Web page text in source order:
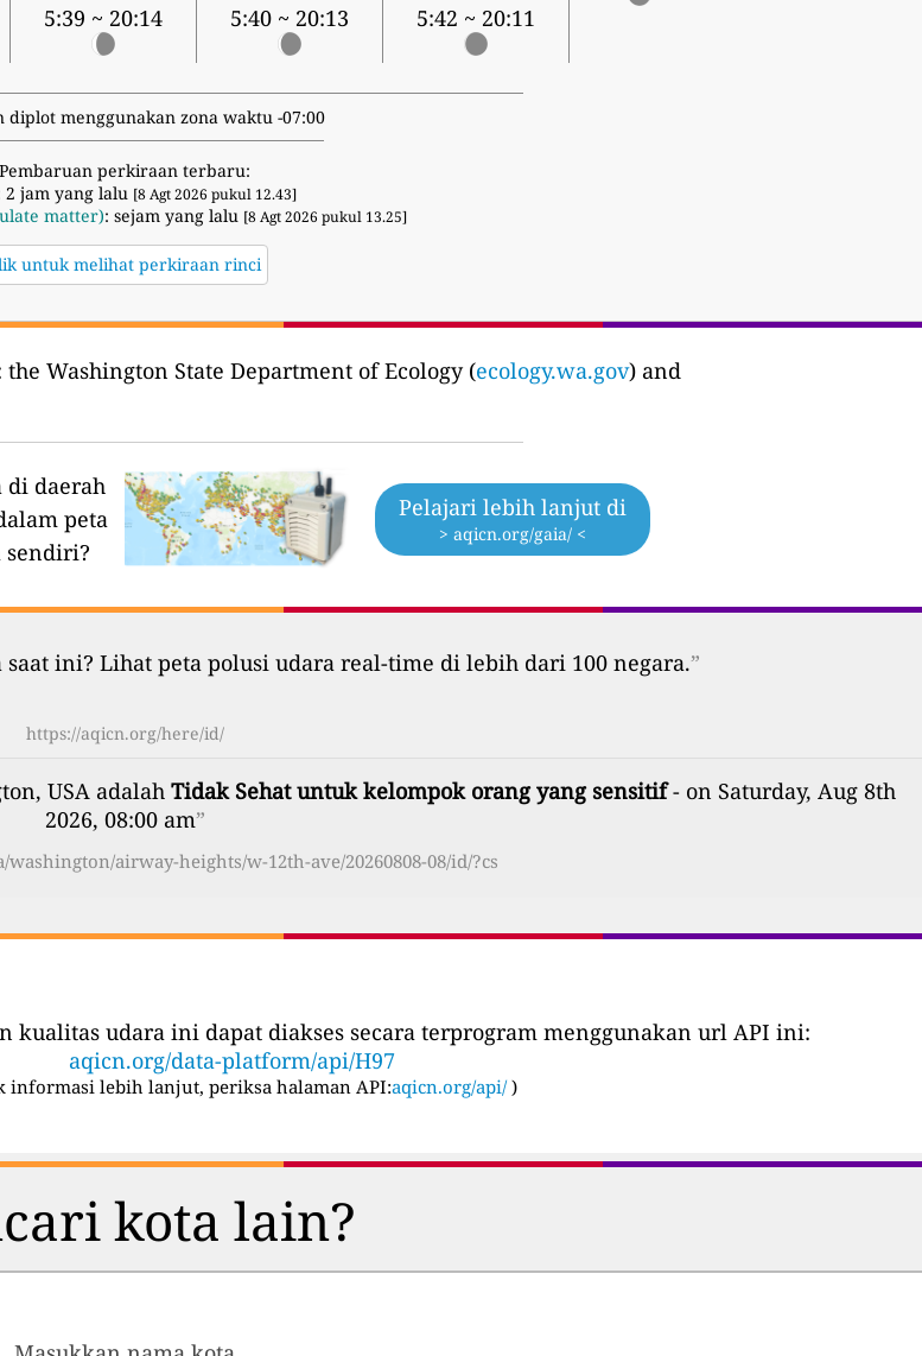
5:39 ~ 20:14 5:40 ~ 20:13 5:42 ~ 20:11
diplot menggunakan zona waktu -07:00
Pembaruan perkiraan terbaru:
2 jam yang lalu [8 Agt 2026 pukul 12.43]
matter): sejam yang lalu [8 Agt 2026 pukul 13.25]
untuk melihat perkiraan rinci
the Washington State Department of Ecology (ecology.wa.gov) and
di daerah
peta
sendiri?
Pelajari lebih lanjut di
> aqicn.org/gaia/ <
saat ini? Lihat peta polusi udara real-time di lebih dari 100 negara.”
https://aqicn.org/here/id/
USA adalah Tidak Sehat untuk kelompok orang yang sensitif- on Saturday, Aug 8th
2026, 08:00 am”
airway-heights/w-12th-ave/20260808-08/id/?cs
kualitas udara ini dapat diakses secara terprogram menggunakan url API ini:
aqicn.org/data-platform/api/H97
informasi lebih lanjut, periksa halaman API:aqicn.org/api/ )
kota lain?